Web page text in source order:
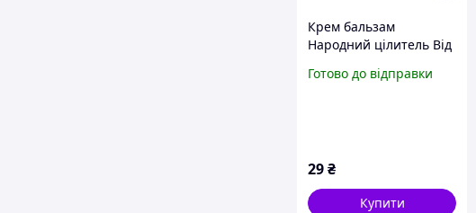
Крем бальзам
Народний цілитель Від
Готово до відправки
29₴
Купити